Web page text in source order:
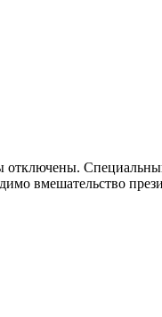
отключены.
вмешательство